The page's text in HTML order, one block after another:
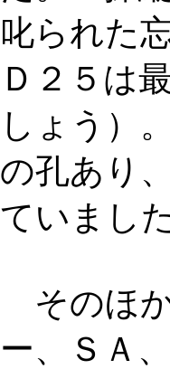
叱られた
Ｄ２５は
しょう）
の孔あり
ていまし
そのほ
ー、ＳＡ